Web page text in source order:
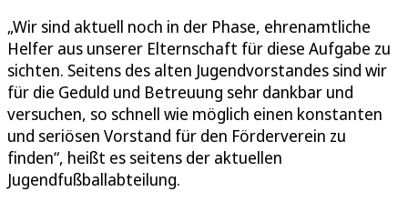
„Wir sind aktuell noch in der Phase, ehrenamtliche
Helfer aus unserer Elternschaft für diese Aufgabe zu
sichten. Seitens des alten Jugendvorstandes sind wir
für die Geduld und Betreuung sehr dankbar und
versuchen, so schnell wie möglich einen konstanten
und seriösen Vorstand für den Förderverein zu
finden“, heißt es seitens der aktuellen
Jugendfußballabteilung.